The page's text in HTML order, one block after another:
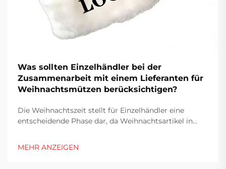
Was sollten Einzelhändler bei der
Zusammenarbeit mit einem Lieferanten für
Weihnachtsmützen berücksichtigen?
Die Weihnachtszeit stellt für Einzelhändler eine
entscheidende Phase dar, da Weihnachtsartikel in
saisonalen Produkten zählt der Weihnachtshut als
MEHR ANZEIGEN